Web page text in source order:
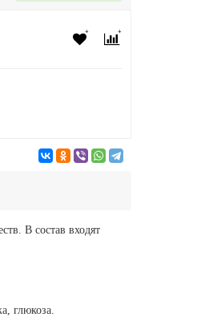
В состав входят
глюкоза.